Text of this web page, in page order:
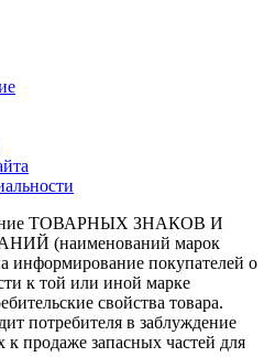
ТОВАРНЫХ ЗНАКОВ И
(наименований марок
информирование покупателей о
к той или иной марке
свойства товара.
потребителя в заблуждение
к продаже запасных частей для